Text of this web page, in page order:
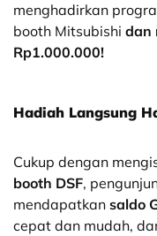
menghadirkan
booth Mitsubishi dan
Rp1.000.000!
Hadiah Langsung
Cukup dengan
booth DSF,
mendapatkan saldo
cepat dan mudah,